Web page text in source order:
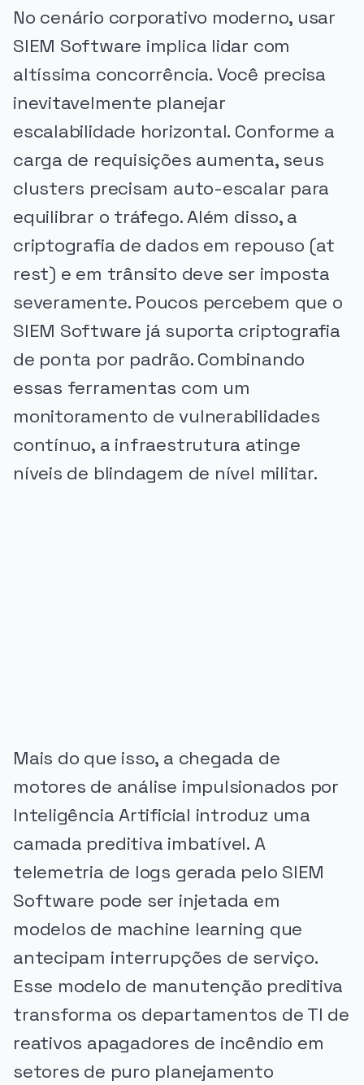
No cenário corporativo moderno, usar
SIEM Software implica lidar com
altíssima concorrência. Você precisa
inevitavelmente planejar
escalabilidade horizontal. Conforme a
carga de requisições aumenta, seus
clusters precisam auto-escalar para
equilibrar o tráfego. Além disso, a
criptografia de dados em repouso (at
rest) e em trânsito deve ser imposta
severamente. Poucos percebem que o
SIEM Software já suporta criptografia
de ponta por padrão. Combinando
essas ferramentas com um
monitoramento de vulnerabilidades
contínuo, a infraestrutura atinge
níveis de blindagem de nível militar.
Mais do que isso, a chegada de
motores de análise impulsionados por
Inteligência Artificial introduz uma
camada preditiva imbatível. A
telemetria de logs gerada pelo SIEM
Software pode ser injetada em
modelos de machine learning que
antecipam interrupções de serviço.
Esse modelo de manutenção preditiva
transforma os departamentos de TI de
reativos apagadores de incêndio em
setores de puro planejamento